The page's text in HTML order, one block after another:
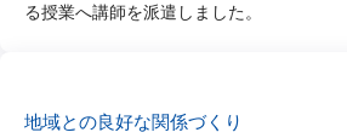
る授業へ講師を派遣しました。
地域との良好な関係づくり